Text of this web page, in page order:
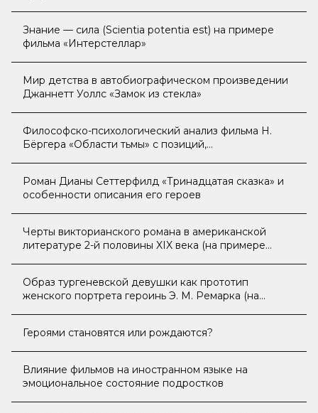
Знание — сила (Scientia potentia est) на примере
фильма «Интерстеллар»
Мир детства в автобиографическом произведении
Джаннетт Уоллс «Замок из стекла»
Философско-психологический анализ фильма Н.
Бёргера «Области тьмы» с позиций,
искусстве обольщения
Роман Дианы Сеттерфилд «Тринадцатая сказка» и
особенности описания его героев
Черты викторианского романа в американской
литературе 2-й половины XIX века (на примере
Образ тургеневской девушки как прототип
женского портрета героинь Э. М. Ремарка (на
Героями становятся или рождаются?
Влияние фильмов на иностранном языке на
эмоциональное состояние подростков